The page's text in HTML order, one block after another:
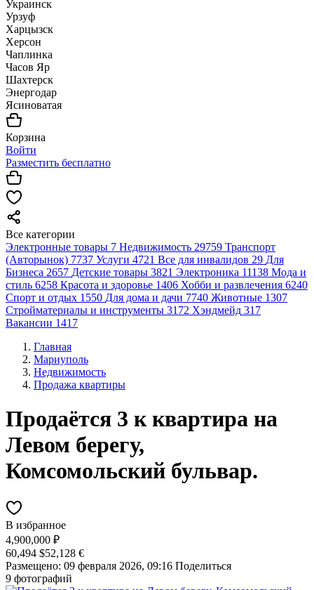
Украинск
Урзуф
Харцызск
Херсон
Чаплинка
Часов Яр
Шахтерск
Энергодар
Ясиноватая
Корзина
Войти
Разместить бесплатно
Все категории
Электронные товары 7 Недвижимость 29759 Транспорт
(Авторынок) 7737 Услуги 4721 Все для инвалидов 29 Для
Бизнеса 2657 Детские товары 3821 Электроника 11138 Мода и
стиль 6258 Красота и здоровье 1406 Хобби и развлечения 6240
Спорт и отдых 1550 Для дома и дачи 7740 Животные 1307
Стройматериалы и инструменты 3172 Хэндмейд 317
Вакансии 1417
Главная
Мариуполь
Недвижимость
Продажа квартиры
Продаётся 3 к квартира на
Левом берегу,
Комсомольский бульвар.
В избранное
4,900,000 ₽
60,494 $52,128 €
Размещено: 09 февраля 2026, 09:16 Поделиться
9 фотографий